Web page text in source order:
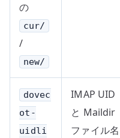
の
cur/
/
new/
dovec
ot-
uidli
IMAP UID
と Maildir
ファイル名